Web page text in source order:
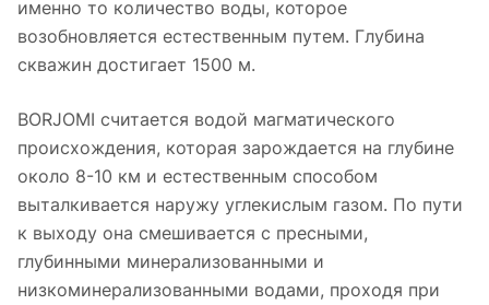
именно то количество воды, которое
возобновляется естественным путем. Глубина
скважин достигает 1500 м.
BORJOMI считается водой магматического
происхождения, которая зарождается на глубине
около 8-10 км и естественным способом
выталкивается наружу углекислым газом. По пути
к выходу она смешивается с пресными,
глубинными минерализованными и
низкоминерализованными водами, проходя при